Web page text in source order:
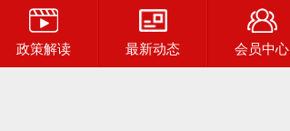
政策解读 最新动态 会员中心